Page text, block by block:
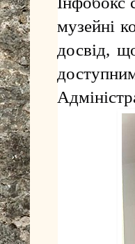
музейні
досвід,